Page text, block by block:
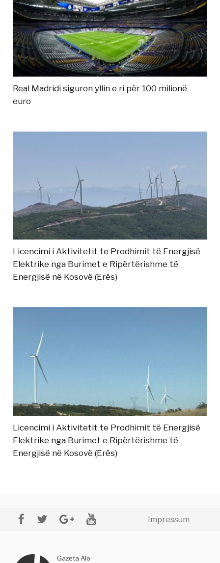
Real Madridi siguron yllin e ri për 100 milionë
euro
Licencimi i Aktivitetit te Prodhimit të Energjisë
Elektrike nga Burimet e Ripërtërishme të
Energjisë në Kosovë (Erës)
Licencimi i Aktivitetit te Prodhimit të Energjisë
Elektrike nga Burimet e Ripërtërishme të
Energjisë në Kosovë (Erës)
Impressum
Gazeta Alo